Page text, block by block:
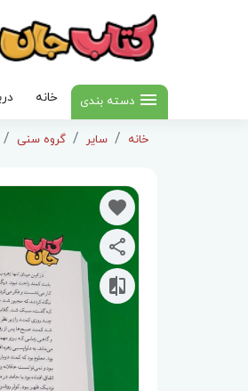
دسته بندی خانه
خانه سایر گروه سنی